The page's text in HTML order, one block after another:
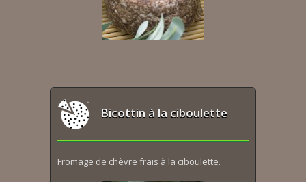
Bicottin à la ciboulette
Fromage de chèvre frais à la ciboulette.